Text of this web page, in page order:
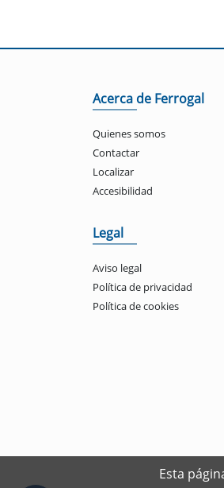
Acerca de Ferrogal
Quienes somos
Contactar
Localizar
Accesibilidad
Legal
Aviso legal
Política de privacidad
Política de cookies
Esta